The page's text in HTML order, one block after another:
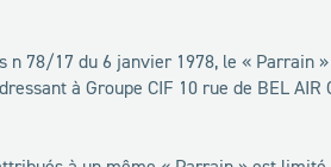
78/17 du 6 janvier 1978, le « Parrain
à Groupe CIF 10 rue de BEL AIR